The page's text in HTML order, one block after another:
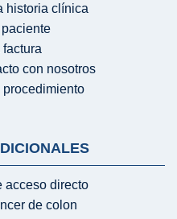
historia clínica
factura
con nosotros
procedimiento
acceso directo
de colon